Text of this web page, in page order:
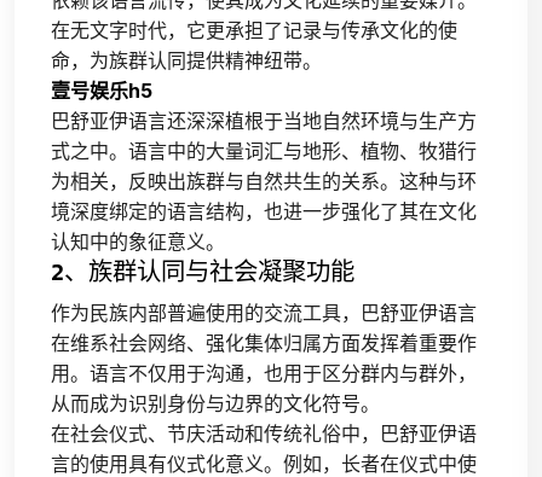
在无文字时代，它更承担了记录与传承文化的使
命，为族群认同提供精神纽带。
壹号娱乐h5
巴舒亚伊语言还深深植根于当地自然环境与生产方
式之中。语言中的大量词汇与地形、植物、牧猎行
为相关，反映出族群与自然共生的关系。这种与环
境深度绑定的语言结构，也进一步强化了其在文化
认知中的象征意义。
2、族群认同与社会凝聚功能
作为民族内部普遍使用的交流工具，巴舒亚伊语言
在维系社会网络、强化集体归属方面发挥着重要作
用。语言不仅用于沟通，也用于区分群内与群外，
从而成为识别身份与边界的文化符号。
在社会仪式、节庆活动和传统礼俗中，巴舒亚伊语
言的使用具有仪式化意义。例如，长者在仪式中使